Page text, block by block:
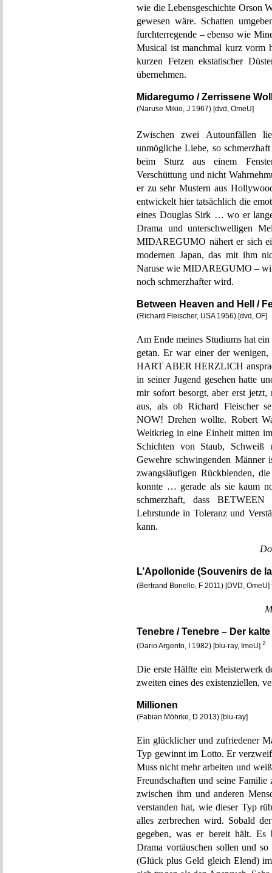
wie die Lebensgeschichte Orson
gewesen wäre. Schatten
furchterregende – ebenso wie
Musical ist manchmal kurz vorm
kurzen Fetzen ekstatischer
übernehmen.
Midaregumo / Zerrissene
(Naruse Mikio, J 1967) [dvd, OmeU]
Zwischen zwei Autounfällen
unmögliche Liebe, so
beim Sturz aus einem
Verschüttung und nicht
er zu sehr Mustern aus
entwickelt hier tatsächlich die
eines Douglas Sirk … wo er
Drama und unterschwelligen
MIDAREGUMO nähert er sich
modernen Japan, das mit ihm
Naruse wie MIDAREGUMO –
noch schmerzhafter wird.
Between Heaven and Hell /
(Richard Fleischer, USA 1956) [dvd, OF]
Am Ende meines Studiums hat
getan. Er war einer der
HART ABER HERZLICH
in seiner Jugend gesehen hatte
mir sofort besorgt, aber erst
aus, als ob Richard Fleischer
NOW! Drehen wollte. Robert
Weltkrieg in eine Einheit mitten
Schichten von Staub, Schweiß
Gewehre schwingenden Männer
zwangsläufigen Rückblenden,
konnte … gerade als sie kaum
schmerzhaft, dass
Lehrstunde in Toleranz und
kann.
L’Apollonide (Souvenirs de
(Bertrand Bonello, F 2011) [DVD, OmeU]
Tenebre / Tenebre – Der
(Dario Argento, I 1982) [blu-ray, ImeU] 2
Die erste Hälfte ein Meisterwerk
zweiten eines des existenziellen,
Millionen
(Fabian Möhrke, D 2013) [blu-ray]
Ein glücklicher und zufriedener
Typ gewinnt im Lotto. Er
Muss nicht mehr arbeiten und
Freundschaften und seine
zwischen ihm und anderen
verstanden hat, wie dieser Typ
alles zerbrechen wird. Sobald
gegeben, was er bereit hält. Es
Drama vortäuschen sollen und
(Glück plus Geld gleich Elend)